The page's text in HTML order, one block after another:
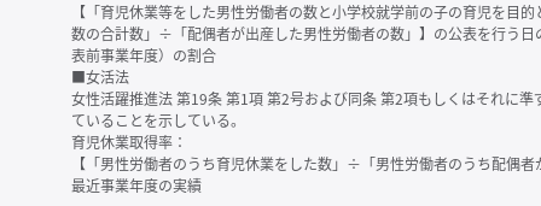
【「育児休業等をした男性労働者の数と小学校就学前の子の育児を目
数の合計数」÷「配偶者が出産した男性労働者の数」】の公表を行う
表前事業年度）の割合
■女活法
女性活躍推進法 第19条 第1項 第2号および同条 第2項もしくはそれに
ていることを示している。
育児休業取得率：
【「男性労働者のうち育児休業をした数」÷「男性労働者のうち配偶
最近事業年度の実績